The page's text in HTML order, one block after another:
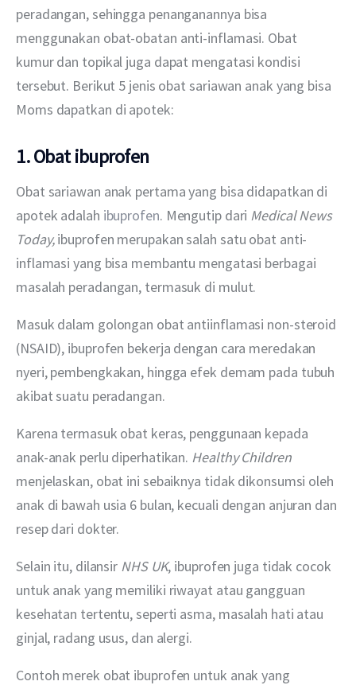
peradangan, sehingga penanganannya bisa
menggunakan obat-obatan anti-inflamasi. Obat
kumur dan topikal juga dapat mengatasi kondisi
tersebut. Berikut 5 jenis obat sariawan anak yang bisa
Moms dapatkan di apotek:
1. Obat ibuprofen
Obat sariawan anak pertama yang bisa didapatkan di
apotek adalah ibuprofen. Mengutip dari Medical News
Today, ibuprofen merupakan salah satu obat anti-
inflamasi yang bisa membantu mengatasi berbagai
masalah peradangan, termasuk di mulut.
Masuk dalam golongan obat antiinflamasi non-steroid
(NSAID), ibuprofen bekerja dengan cara meredakan
nyeri, pembengkakan, hingga efek demam pada tubuh
akibat suatu peradangan.
Karena termasuk obat keras, penggunaan kepada
anak-anak perlu diperhatikan. Healthy Children
menjelaskan, obat ini sebaiknya tidak dikonsumsi oleh
anak di bawah usia 6 bulan, kecuali dengan anjuran dan
resep dari dokter.
Selain itu, dilansir NHS UK, ibuprofen juga tidak cocok
untuk anak yang memiliki riwayat atau gangguan
kesehatan tertentu, seperti asma, masalah hati atau
ginjal, radang usus, dan alergi.
Contoh merek obat ibuprofen untuk anak yang